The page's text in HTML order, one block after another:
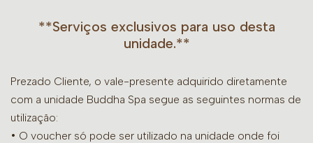
**Serviços exclusivos para uso desta
unidade.**
Prezado Cliente, o vale-presente adquirido diretamente
com a unidade Buddha Spa segue as seguintes normas de
utilização:
• O voucher só pode ser utilizado na unidade onde foi